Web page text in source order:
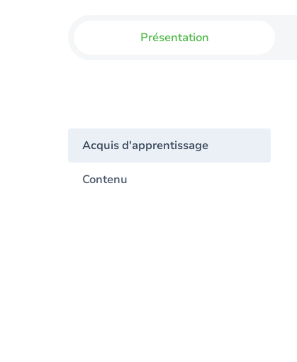
Présentation
Acquis d'apprentissage
Contenu